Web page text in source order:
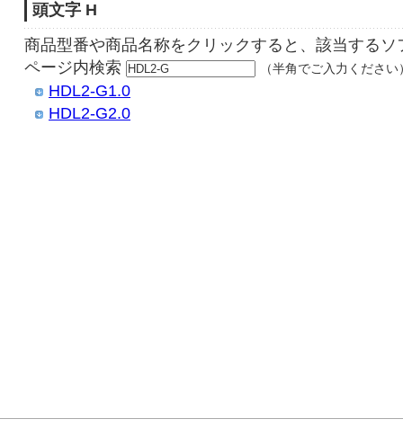
頭文字 H
商品型番や商品名称をクリックすると、該当する
ページ内検索
（半角でご入力ください
HDL2-G1.0
HDL2-G2.0